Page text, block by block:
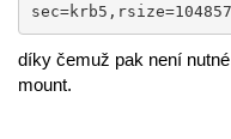
díky čemuž pak není
mount.